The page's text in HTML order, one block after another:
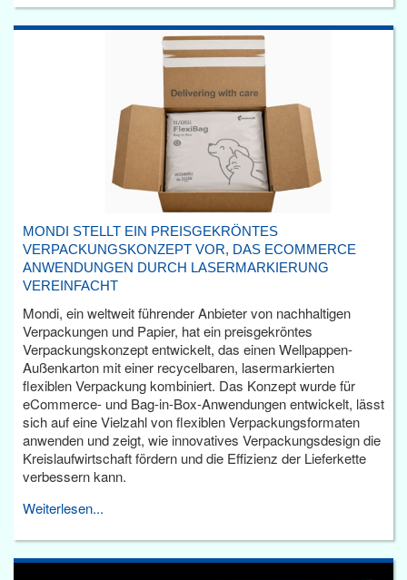
MONDI STELLT EIN PREISGEKRÖNTES
VERPACKUNGSKONZEPT VOR, DAS ECOMMERCE
ANWENDUNGEN DURCH LASERMARKIERUNG
VEREINFACHT
Mondi, ein weltweit führender Anbieter von nachhaltigen
Verpackungen und Papier, hat ein preisgekröntes
Verpackungskonzept entwickelt, das einen Wellpappen-
Außenkarton mit einer recycelbaren, lasermarkierten
flexiblen Verpackung kombiniert. Das Konzept wurde für
eCommerce- und Bag-in-Box-Anwendungen entwickelt, lässt
sich auf eine Vielzahl von flexiblen Verpackungsformaten
anwenden und zeigt, wie innovatives Verpackungsdesign die
Kreislaufwirtschaft fördern und die Effizienz der Lieferkette
verbessern kann.
Weiterlesen...